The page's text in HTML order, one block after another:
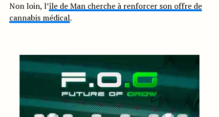
Non loin, l’île de Man cherche à renforcer son offre de
cannabis médical.